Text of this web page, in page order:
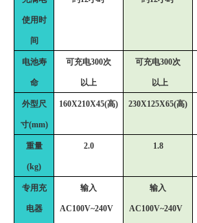
使用时
间
电池寿
命
可充电300次
以上
可充电300次
以上
外型尺
寸(mm)
160X210X45(高) 230X125X65(高)
重量
(kg)
2.0 1.8
专用充
电器
输入
AC100V~240V
输入
AC100V~240V